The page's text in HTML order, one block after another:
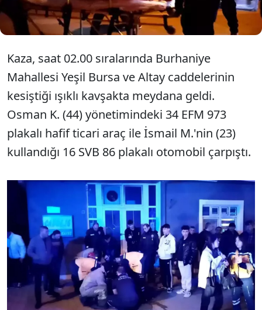
Kaza, saat 02.00 sıralarında Burhaniye
Mahallesi Yeşil Bursa ve Altay caddelerinin
kesiştiği ışıklı kavşakta meydana geldi.
Osman K. (44) yönetimindeki 34 EFM 973
plakalı hafif ticari araç ile İsmail M.'nin (23)
kullandığı 16 SVB 86 plakalı otomobil çarpıştı.